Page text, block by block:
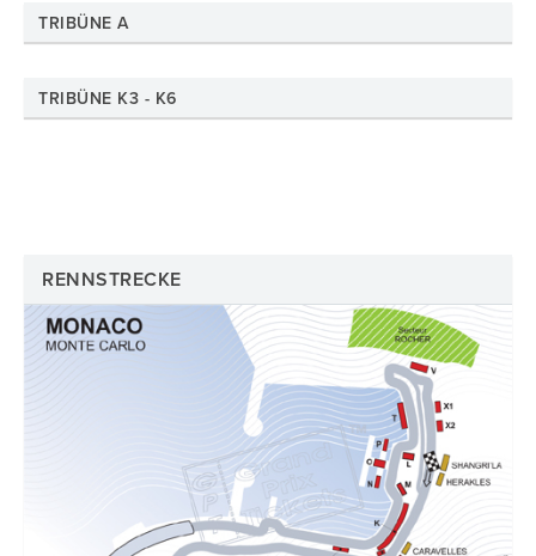
TRIBÜNE A
TRIBÜNE K3 - K6
RENNSTRECKE